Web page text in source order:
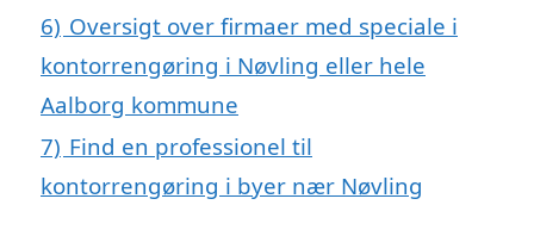
6) Oversigt over firmaer med speciale i
kontorrengøring i Nøvling eller hele
Aalborg kommune
7) Find en professionel til
kontorrengøring i byer nær Nøvling